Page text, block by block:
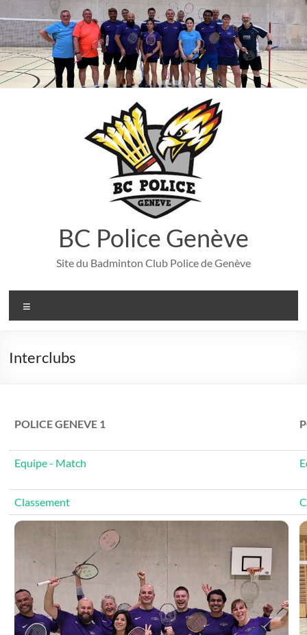
Aller
au
contenu
BC Police Genève
Site du Badminton Club Police de Genève
Interclubs
POLICE GENEVE 1
Equipe - Match
Classement